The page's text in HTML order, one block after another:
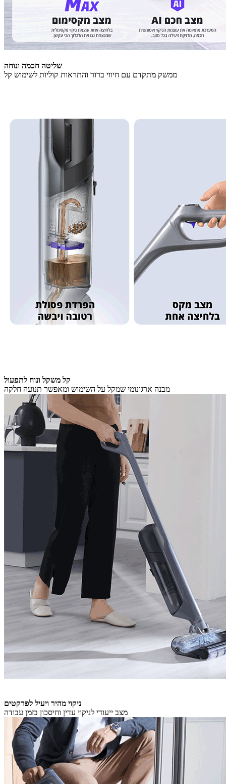
שליטה חכמה ונוחה
ממשק מתקדם עם חיווי ברור והתראות קוליות לשימוש קל
קל משקל ונוח לתפעול
מבנה ארגונומי שמקל על השימוש ומאפשר תנועה חלקה
ניקוי מהיר ויעיל לפרקטים
מצב ייעודי לניקוי עדין וחיסכון בזמן עבודה